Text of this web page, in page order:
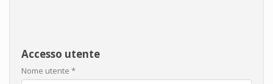
Accesso utente
Nome utente *